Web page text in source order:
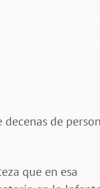
de
que en esa